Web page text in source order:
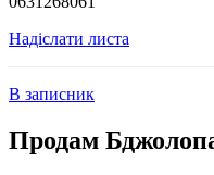
Надіслати листа
В записник
Продам